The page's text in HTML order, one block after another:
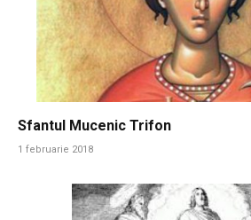
Sfantul Mucenic Trifon
1 februarie 2018